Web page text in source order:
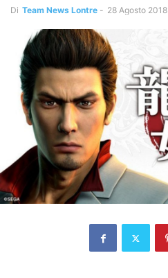
Di Team News Lontre - 28 Agosto 2018